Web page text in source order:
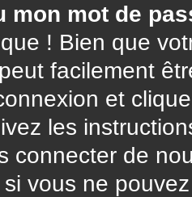
mon mot de
! Bien que
facilement
et
les
connecter de
vous ne